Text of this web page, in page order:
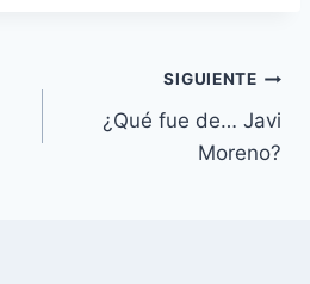
SIGUIENTE
¿Qué fue de… Javi
Moreno?